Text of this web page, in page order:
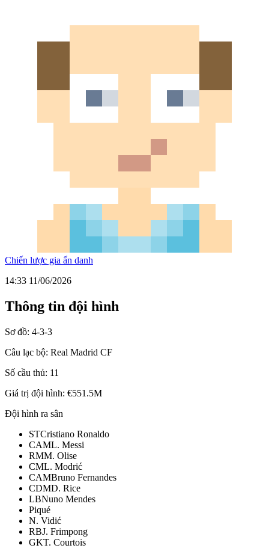
Chiến lược gia ẩn danh
14:33 11/06/2026
Thông tin đội hình
Sơ đồ: 4-3-3
Câu lạc bộ: Real Madrid CF
Số cầu thủ: 11
Giá trị đội hình: €551.5M
Đội hình ra sân
STCristiano Ronaldo
CAML. Messi
RMM. Olise
CML. Modrić
CAMBruno Fernandes
CDMD. Rice
LBNuno Mendes
Piqué
N. Vidić
RBJ. Frimpong
GKT. Courtois